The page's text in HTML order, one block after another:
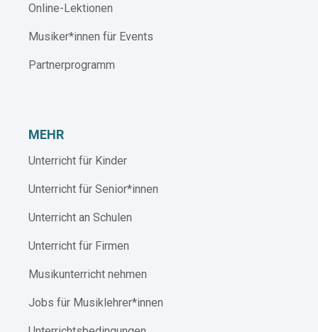
Online-Lektionen
Musiker*innen für Events
Partnerprogramm
MEHR
Unterricht für Kinder
Unterricht für Senior*innen
Unterricht an Schulen
Unterricht für Firmen
Musikunterricht nehmen
Jobs für Musiklehrer*innen